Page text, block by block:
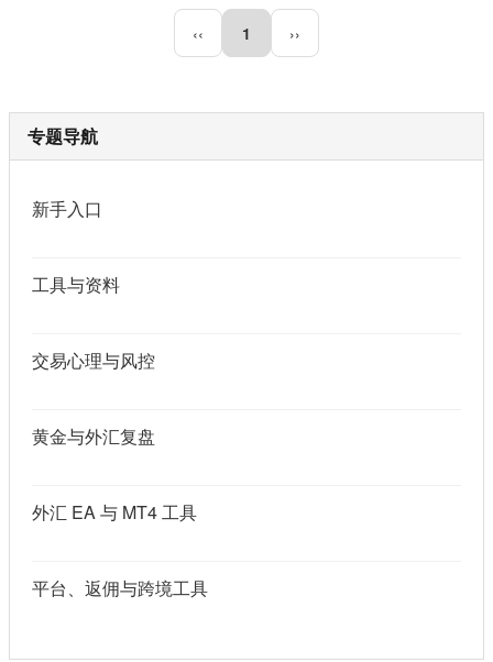
‹‹ 1 ››
专题导航
新手入口
工具与资料
交易心理与风控
黄金与外汇复盘
外汇 EA 与 MT4 工具
平台、返佣与跨境工具